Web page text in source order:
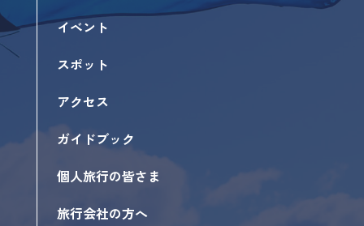
イベント
スポット
アクセス
ガイドブック
個人旅行の皆さま
旅行会社の方へ